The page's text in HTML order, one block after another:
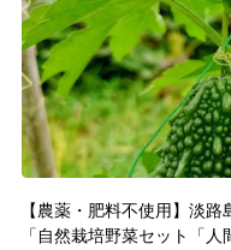
【農薬・肥料不使用】淡
「自然栽培野菜セット「